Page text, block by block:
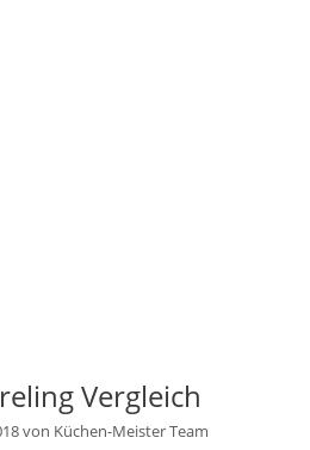
Vergleich
von Küchen-Meister Team